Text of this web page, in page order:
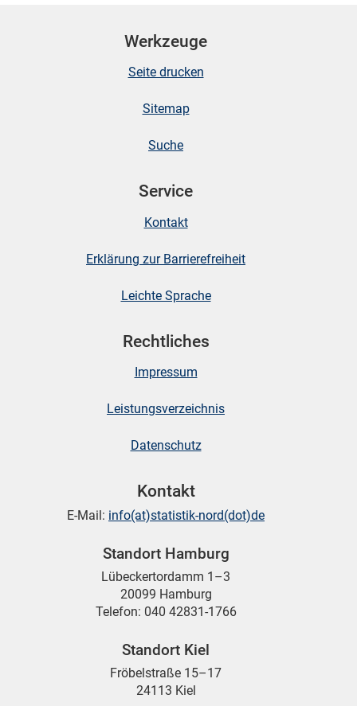
Werkzeuge
Seite drucken
Sitemap
Suche
Service
Kontakt
Erklärung zur Barrierefreiheit
Leichte Sprache
Rechtliches
Impressum
Leistungsverzeichnis
Datenschutz
Kontakt
E-Mail: info(at)statistik-nord(dot)de
Standort Hamburg
Lübeckertordamm 1–3
20099 Hamburg
Telefon: 040 42831-1766
Standort Kiel
Fröbelstraße 15–17
24113 Kiel